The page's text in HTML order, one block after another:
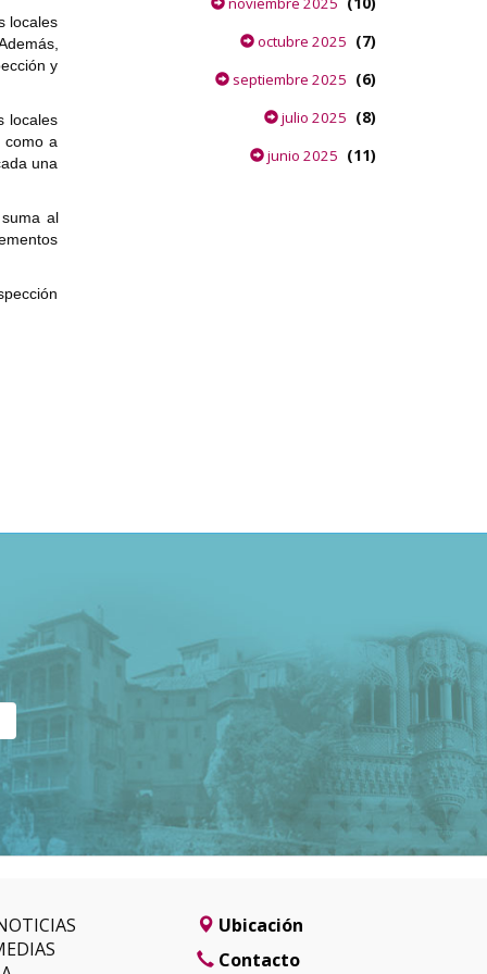
locales
y
locales
a
una
al
octubre 2025 (7)
septiembre 2025 (6)
julio 2025 (8)
junio 2025 (11)
Ubicación
Contacto